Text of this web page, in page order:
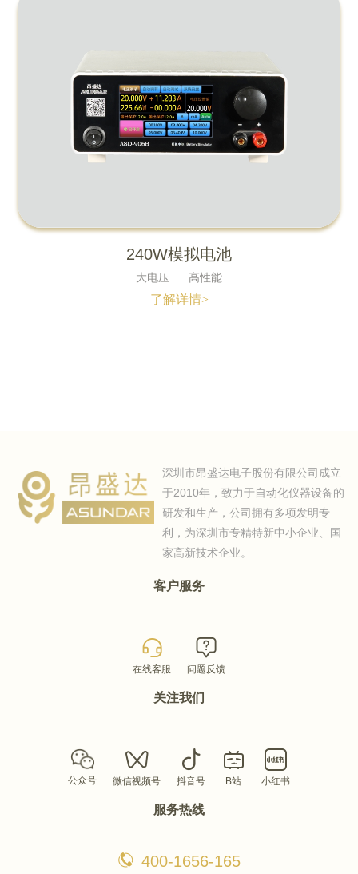
240W模拟电池
大电压 高性能
了解详情>
深圳市昂盛达电子股份有限公司成立
于2010年，致力于自动化仪器设备的
研发和生产，公司拥有多项发明专
利，为深圳市专精特新中小企业、国
家高新技术企业。
客户服务
在线客服 问题反馈
关注我们
公众号 微信视频号 抖音号 B站 小红书
服务热线
400-1656-165